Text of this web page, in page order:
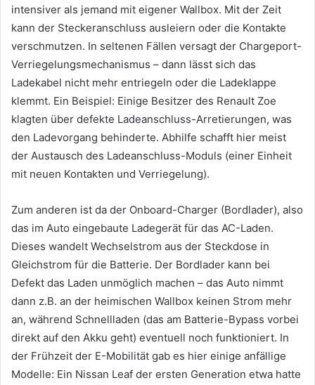
intensiver als jemand mit eigener Wallbox. Mit der Zeit
kann der Steckeranschluss ausleiern oder die Kontakte
verschmutzen. In seltenen Fällen versagt der Chargeport-
Verriegelungsmechanismus – dann lässt sich das
Ladekabel nicht mehr entriegeln oder die Ladeklappe
klemmt. Ein Beispiel: Einige Besitzer des Renault Zoe
klagten über defekte Ladeanschluss-Arretierungen, was
den Ladevorgang behinderte. Abhilfe schafft hier meist
der Austausch des Ladeanschluss-Moduls (einer Einheit
mit neuen Kontakten und Verriegelung).
Zum anderen ist da der Onboard-Charger (Bordlader), also
das im Auto eingebaute Ladegerät für das AC-Laden.
Dieses wandelt Wechselstrom aus der Steckdose in
Gleichstrom für die Batterie. Der Bordlader kann bei
Defekt das Laden unmöglich machen – das Auto nimmt
dann z.B. an der heimischen Wallbox keinen Strom mehr
an, während Schnellladen (das am Batterie-Bypass vorbei
direkt auf den Akku geht) eventuell noch funktioniert. In
der Frühzeit der E-Mobilität gab es hier einige anfällige
Modelle: Ein Nissan Leaf der ersten Generation etwa hatte